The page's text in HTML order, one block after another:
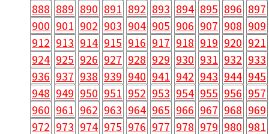
888 889 890 891 892 893 894 895 896 897
900 901 902 903 904 905 906 907 908 909
912 913 914 915 916 917 918 919 920 921
924 925 926 927 928 929 930 931 932 933
936 937 938 939 940 941 942 943 944 945
948 949 950 951 952 953 954 955 956 957
960 961 962 963 964 965 966 967 968 969
972 973 974 975 976 977 978 979 980 981